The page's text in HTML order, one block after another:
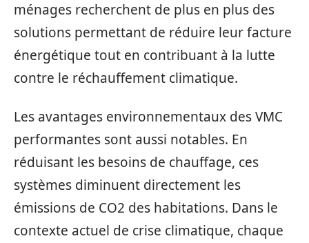
ménages recherchent de plus en plus des
solutions permettant de réduire leur facture
énergétique tout en contribuant à la lutte
contre le réchauffement climatique.
Les avantages environnementaux des VMC
performantes sont aussi notables. En
réduisant les besoins de chauffage, ces
systèmes diminuent directement les
émissions de CO2 des habitations. Dans le
contexte actuel de crise climatique, chaque